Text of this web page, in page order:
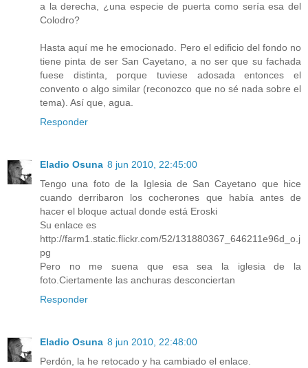
a la derecha, ¿una especie de puerta como sería esa del
Colodro?
Hasta aquí me he emocionado. Pero el edificio del fondo no
tiene pinta de ser San Cayetano, a no ser que su fachada
fuese distinta, porque tuviese adosada entonces el
convento o algo similar (reconozco que no sé nada sobre el
tema). Así que, agua.
Responder
Eladio Osuna 8 jun 2010, 22:45:00
Tengo una foto de la Iglesia de San Cayetano que hice
cuando derribaron los cocherones que había antes de
hacer el bloque actual donde está Eroski
Su enlace es
http://farm1.static.flickr.com/52/131880367_646211e96d_o.j
pg
Pero no me suena que esa sea la iglesia de la
foto.Ciertamente las anchuras desconciertan
Responder
Eladio Osuna 8 jun 2010, 22:48:00
Perdón, la he retocado y ha cambiado el enlace.